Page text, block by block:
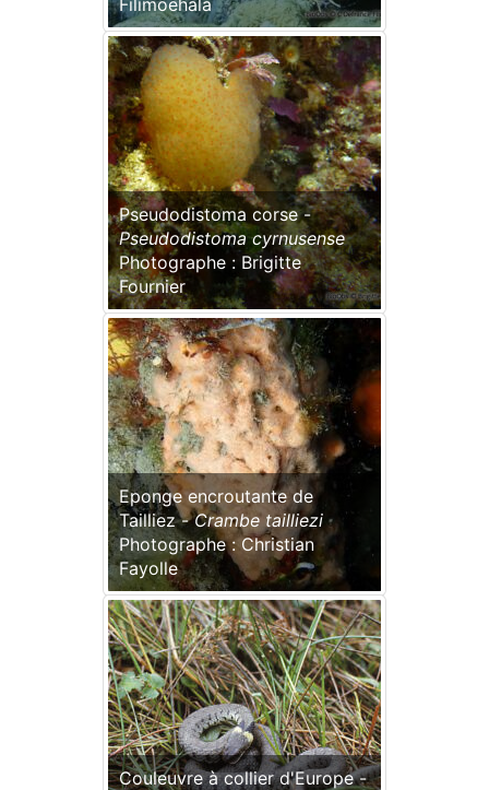
Filimoehala
Pseudodistoma corse -
Pseudodistoma cyrnusense
Photographe : Brigitte
Fournier
Eponge encroutante de
Tailliez -Crambe tailliezi
Photographe : Christian
Fayolle
Couleuvre à collier d'Europe -